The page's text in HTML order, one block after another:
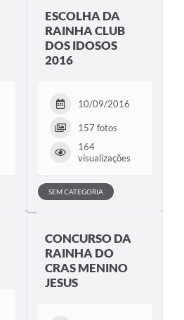
ESCOLHA DA
RAINHA CLUB
DOS IDOSOS
2016
10/09/2016
157 fotos
164
visualizações
SEM CATEGORIA
CONCURSO DA
RAINHA DO
CRAS MENINO
JESUS